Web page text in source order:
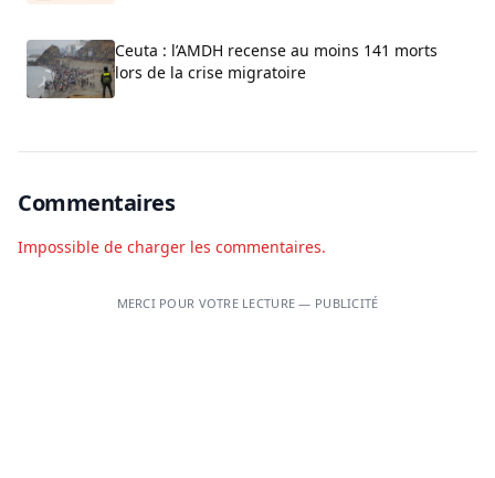
Ceuta : l’AMDH recense au moins 141 morts
lors de la crise migratoire
Commentaires
Impossible de charger les commentaires.
MERCI POUR VOTRE LECTURE — PUBLICITÉ